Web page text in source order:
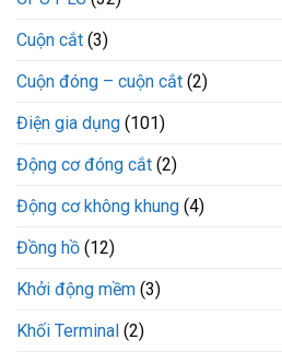
Cuộn cắt (3)
Cuộn đóng – cuộn cắt (2)
Điện gia dụng (101)
Động cơ đóng cắt (2)
Động cơ không khung (4)
Đồng hồ (12)
Khởi động mềm (3)
Khối Terminal (2)